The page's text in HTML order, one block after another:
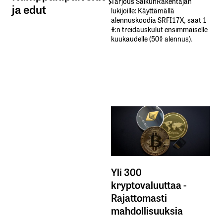
ja edut
lukijoille: Käyttämällä​ ​
alennuskoodia​ ​SRFI17X,​ ​saat​ ​1
%:n treidauskulut​ ​ensimmäiselle​ ​
kuukaudelle​ ​(50%​ ​alennus).
Yli 300
kryptovaluuttaa -
Rajattomasti
mahdollisuuksia